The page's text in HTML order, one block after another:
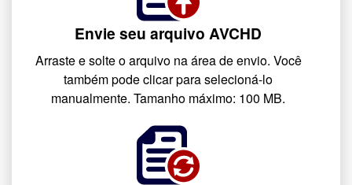
Envie seu arquivo AVCHD
Arraste e solte o arquivo na área de envio. Você
também pode clicar para selecioná-lo
manualmente. Tamanho máximo: 100 MB.